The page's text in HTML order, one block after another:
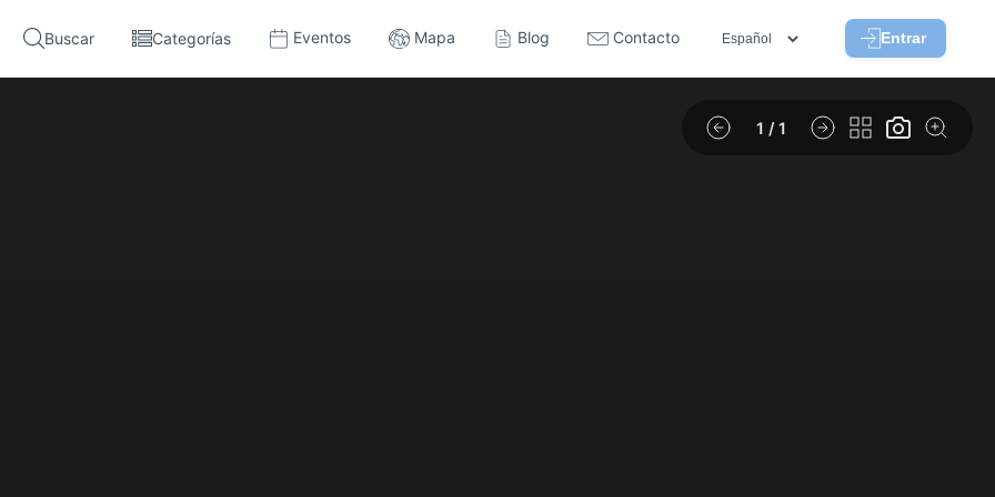
Buscar Categorías Eventos Mapa Blog Contacto Entrar
1 / 1